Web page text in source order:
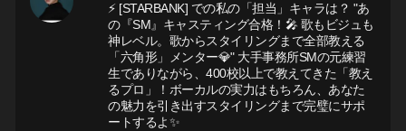
⚡ [STARBANK] での私の「担当」キャラは？ "あ
の『SM』キャスティング合格！🎤 歌もビジュも
神レベル。歌からスタイリングまで全部教える
「六角形」メンター💎" 大手事務所SMの元練習
生でありながら、400校以上で教えてきた「教え
るプロ」！ボーカルの実力はもちろん、あなた
の魅力を引き出すスタイリングまで完璧にサポ
ートするよ✨